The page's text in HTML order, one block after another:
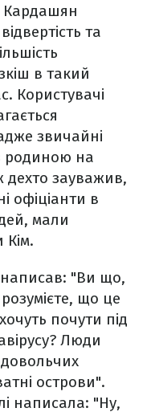
Кардашян
та
в такий
Користувачі
звичайні
родиною на
дехто зауважив,
офіціанти в
мали
Кім.
"Ви що,
що це
почути під
Люди
острови".
написала: "Ну,